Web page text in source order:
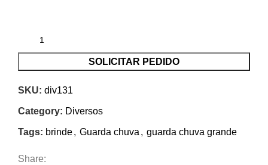
SOLICITAR PEDIDO
SKU: div131
Category: Diversos
Tags: brinde, Guarda chuva , guarda chuva grande
Share: